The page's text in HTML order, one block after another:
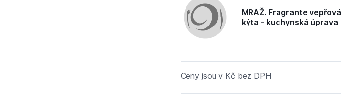
MRAŽ. Fragrante vepřová
kýta - kuchynská úprava
Ceny jsou v Kč bez DPH